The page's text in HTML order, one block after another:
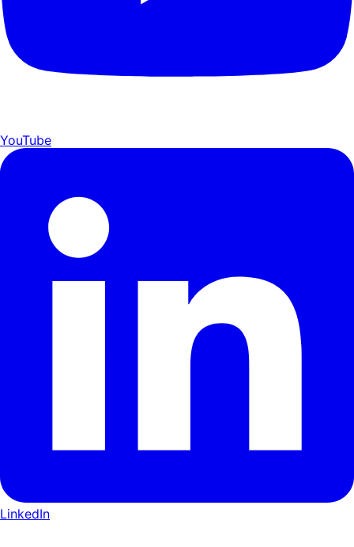
YouTube
LinkedIn